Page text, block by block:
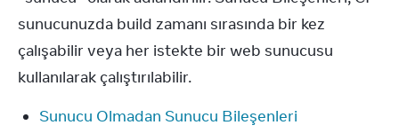
sunucunuzda build zamanı sırasında bir kez
çalışabilir veya her istekte bir web sunucusu
kullanılarak çalıştırılabilir.
Sunucu Olmadan Sunucu Bileşenleri